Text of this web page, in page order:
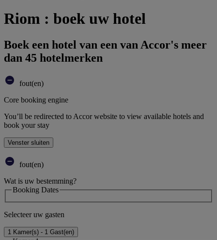
Riom : boek uw hotel
Boek een hotel van een van Accor's meer
dan 45 hotelmerken
fout(en)
Core booking engine
You’ll be redirected to Accor website to view available hotels and
book your stay
Venster sluiten
fout(en)
Wat is uw bestemming?
Booking Dates
Selecteer uw gasten
1 Kamer(s) - 1 Gast(en)